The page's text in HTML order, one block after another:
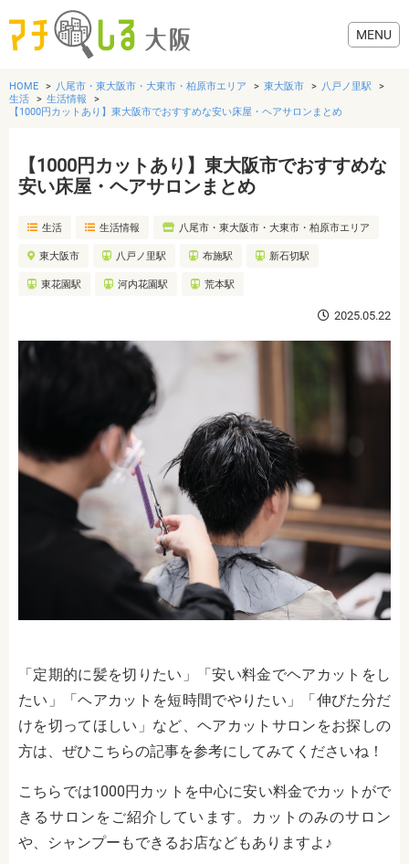
グルメ
歯医者・病院
HOME 八尾市・東大阪市・大東市・柏原市エリア 東大阪市
八戸ノ里駅
生活
生活情報
【1000円カットあり】東大阪市でおすすめな安い床屋・ヘアサロンまとめ
【1000円カットあり】東大阪市でおすすめな
安い床屋・ヘアサロンまとめ
生活 生活情報 八尾市・東大阪市・大東市・柏原市エリア
東大阪市 八戸ノ里駅 布施駅 新石切駅
東花園駅 河内花園駅 荒本駅
2025.05.22
「定期的に髪を切りたい」「安い料金でヘアカットをし
たい」「ヘアカットを短時間でやりたい」「伸びた分だ
けを切ってほしい」など、ヘアカットサロンをお探しの
方は、ぜひこちらの記事を参考にしてみてくださいね！
こちらでは1000円カットを中心に安い料金でカットがで
きるサロンをご紹介しています。カットのみのサロン
や、シャンプーもできるお店などもありますよ♪